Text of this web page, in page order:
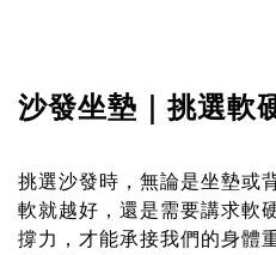
沙發坐墊｜挑選軟
挑選沙發時，無論是坐墊或
軟就越好，還是需要講求軟
撐力，才能承接我們的身體